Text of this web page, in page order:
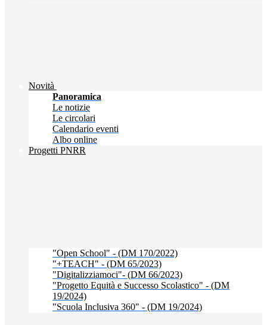
Novità
Panoramica
Le notizie
Le circolari
Calendario eventi
Albo online
Progetti PNRR
"Open School" - (DM 170/2022)
"+TEACH" - (DM 65/2023)
"Digitalizziamoci"- (DM 66/2023)
"Progetto Equità e Successo Scolastico" - (DM
19/2024)
"Scuola Inclusiva 360" - (DM 19/2024)